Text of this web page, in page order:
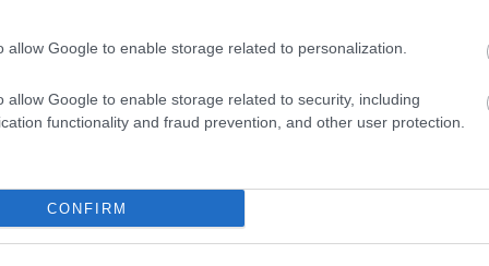
allow Google to enable storage related to personalization.
allow Google to enable storage related to security, including
functionality and fraud prevention, and other user protection.
CONFIRM
M4